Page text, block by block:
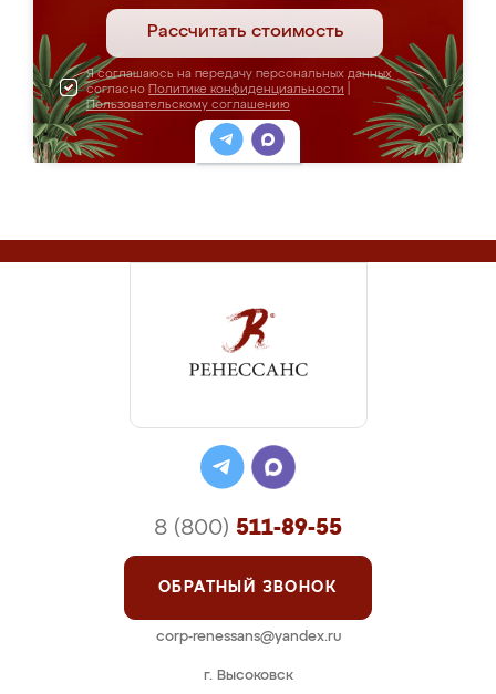
Рассчитать стоимость
Я соглашаюсь на передачу персональных данных
согласно Политике конфиденциальности
Пользовательскому соглашению
г. Высоковск
8 (800) 511-89-55
ОБРАТНЫЙ ЗВОНОК
corp-renessans@yandex.ru